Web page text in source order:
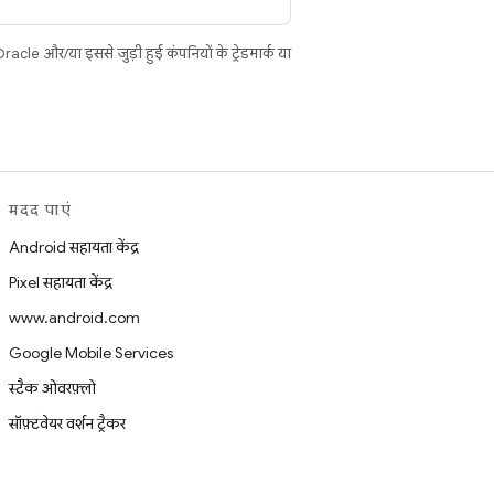
और/या इससे जुड़ी हुई कंपनियों के ट्रेडमार्क या
मदद पाएं
Android सहायता केंद्र
Pixel सहायता केंद्र
www.android.com
Google Mobile Services
स्टैक ओवरफ़्लो
सॉफ़्टवेयर वर्शन ट्रैकर